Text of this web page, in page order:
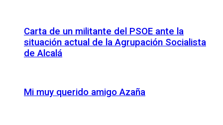
Carta de un militante del PSOE ante la
situación actual de la Agrupación Socialista
de Alcalá
Mi muy querido amigo Azaña